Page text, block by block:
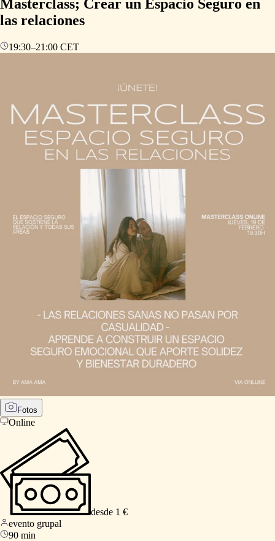
Masterclass; Crear un Espacio Seguro en
las relaciones
19:30–21:00 CET
Fotos
Online
desde 1 €
evento grupal
90 min